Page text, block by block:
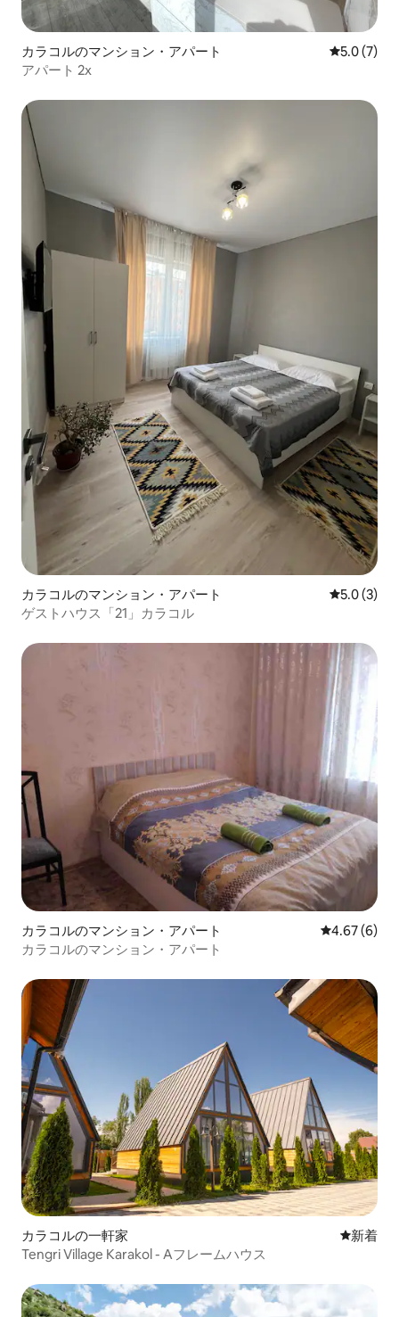
カラコルのマンション・アパート レビュー7
5.0 (7)
アパート 2x
カラコルのマンション・アパート レビュー3
5.0 (3)
ゲストハウス「21」カラコル
カラコルのマンション・アパート レビュー6
4.67 (6)
カラコルのマンション・アパート
カラコルの一軒家 新しい宿
新着
Tengri Village Karakol - Aフレームハウス